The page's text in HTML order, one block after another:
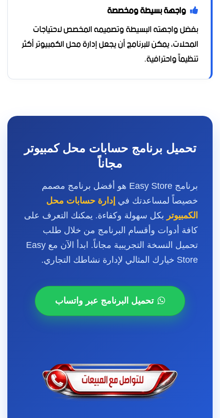
واجهة بسيطة ومخصصة
بفضل واجهته البسيطة وتصميمه المخصص لاحتياجات
المحلات، يمكن للبرنامج أن يجعل إدارة محل الكمبيوتر أكثر
تنظيماً واحترافية.
تحميل برنامج حسابات محل كمبيوتر
مجاناً
برنامج Easy Store هو أفضل برنامج مصمم
خصيصاً لمساعدتك في إدارة حسابات محل
الكمبيوتر بكل سهولة وكفاءة. يمكنك التعرف على
كافة أدوات وأقسام البرنامج من خلال طلب
تحميل النسخة التجريبية مجاناً. ابدأ الآن مع Easy
Store خيارك المثالي لإدارة نشاطك التجاري.
تحميل البرنامج عبر واتساب